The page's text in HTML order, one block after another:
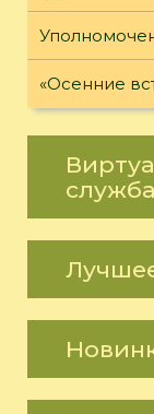
«Осенние
служба